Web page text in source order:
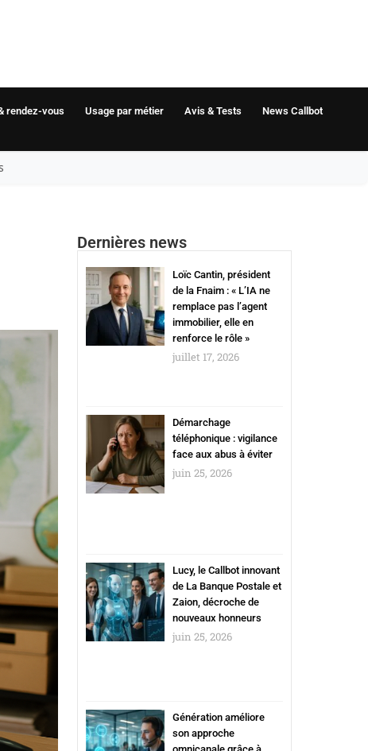
rendez-vous Usage par métier Avis & Tests
News Callbot
Dernières news
Loïc Cantin, président
de la Fnaim : « L’IA ne
remplace pas l’agent
immobilier, elle en
renforce le rôle »
juillet 17, 2026
Démarchage
téléphonique : vigilance
face aux abus à éviter
juin 25, 2026
Lucy, le Callbot innovant
de La Banque Postale et
Zaion, décroche de
nouveaux honneurs
juin 25, 2026
Génération améliore
son approche